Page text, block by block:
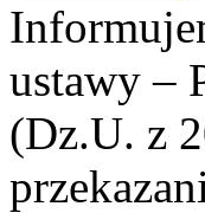
ustawy –
(Dz.U. z